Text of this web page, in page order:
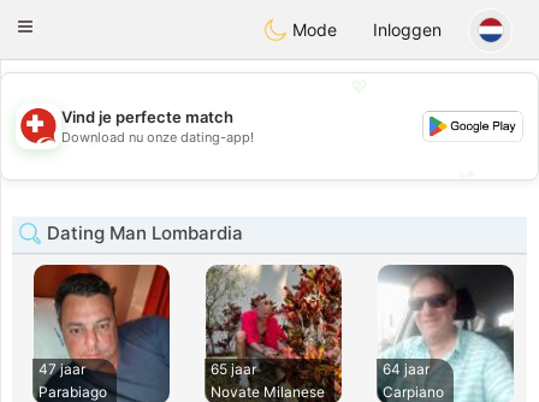
Suissi
Toggle
Mode Inloggen
💖
💕
Vind je perfecte match
Download nu onze dating-app!
Dating Man Lombardia
47 jaar
Parabiago
65 jaar
Novate Milanese
64 jaar
Carpiano